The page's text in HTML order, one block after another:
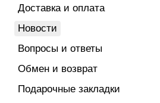
Доставка и оплата
Новости
Вопросы и ответы
Обмен и возврат
Подарочные закладки